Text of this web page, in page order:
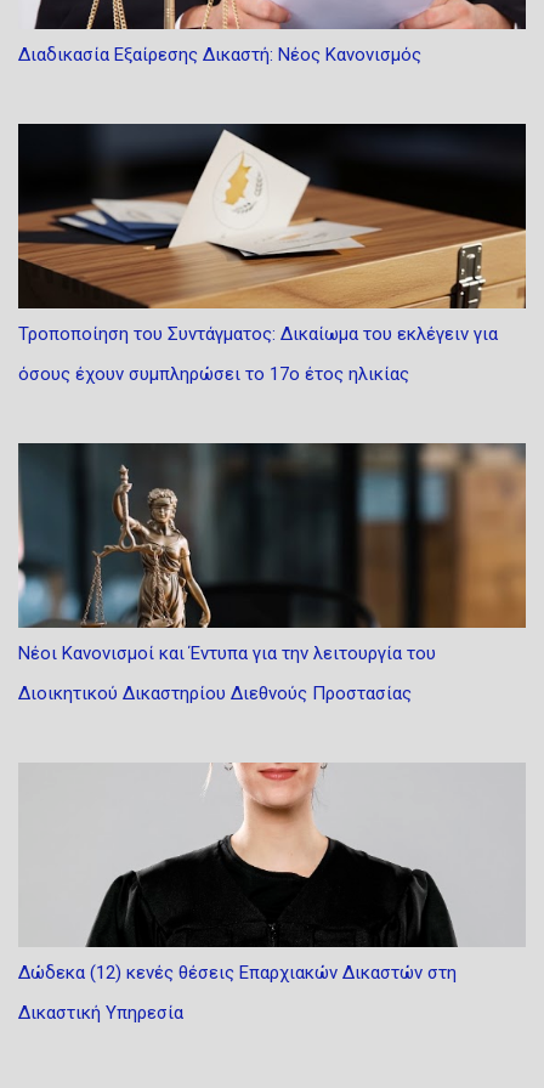
Διαδικασία Εξαίρεσης Δικαστή: Νέος Κανονισμός
Τροποποίηση του Συντάγματος: Δικαίωμα του εκλέγειν για
όσους έχουν συμπληρώσει το 17ο έτος ηλικίας
Νέοι Κανονισμοί και Έντυπα για την λειτουργία του
Διοικητικού Δικαστηρίου Διεθνούς Προστασίας
Δώδεκα (12) κενές θέσεις Επαρχιακών Δικαστών στη
Δικαστική Υπηρεσία